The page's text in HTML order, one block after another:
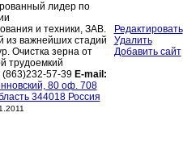
лидер по
и техники, ЗАВ.
из важнейших стадий
Очистка зерна от
трудоемкий
(863)232-57-39 E-mail:
80 оф. 708
344018 Россия
Редактировать
Удалить
Добавить сайт